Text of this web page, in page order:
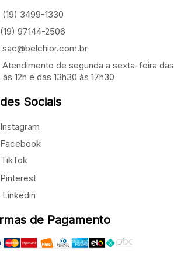
(19) 3499-1330
(19) 97144-2506
sac@belchior.com.br
Atendimento de segunda a sexta-feira das
às 12h e das 13h30 às 17h30
Sociais
Instagram
Facebook
Pinterest
Linkedin
de Pagamento